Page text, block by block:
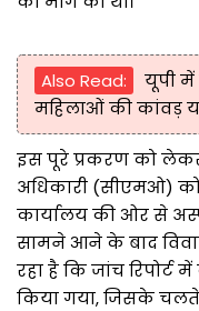
Also Read:
यूपी में
महिलाओं की कांवड़
इस पूरे प्रकरण को
अधिकारी (सीएमओ) को
कार्यालय की ओर से
सामने आने के बाद
रहा है कि जांच रिपोर्ट
किया गया, जिसके चलते